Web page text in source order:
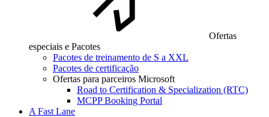
Ofertas
especiais e Pacotes
Pacotes de treinamento de S a XXL
Pacotes de certificação
Ofertas para parceiros Microsoft
Road to Certification & Specialization (RTC)
MCPP Booking Portal
A Fast Lane